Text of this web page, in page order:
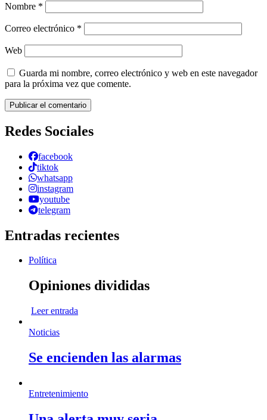
Nombre *
Correo electrónico *
Web
Guarda mi nombre, correo electrónico y web en este navegador
para la próxima vez que comente.
Redes Sociales
facebook
tiktok
whatsapp
instagram
youtube
telegram
Entradas recientes
Política
Opiniones divididas
Leer entrada
Noticias
Se encienden las alarmas
Entretenimiento